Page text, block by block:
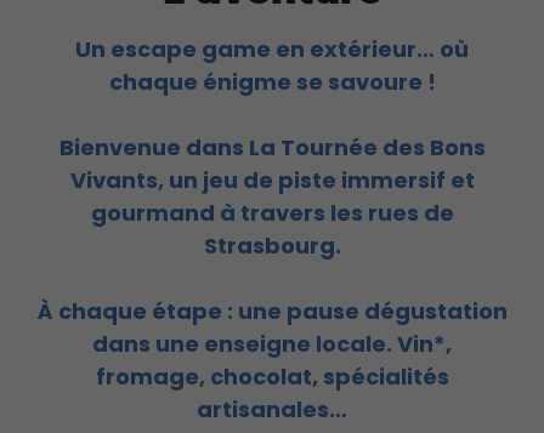
Un escape game en extérieur… où
chaque énigme se savoure !
Bienvenue dans La Tournée des Bons
Vivants, un jeu de piste immersif et
gourmand à travers les rues de
Strasbourg.
À chaque étape : une pause dégustation
dans une enseigne locale. Vin*,
fromage, chocolat, spécialités
artisanales…